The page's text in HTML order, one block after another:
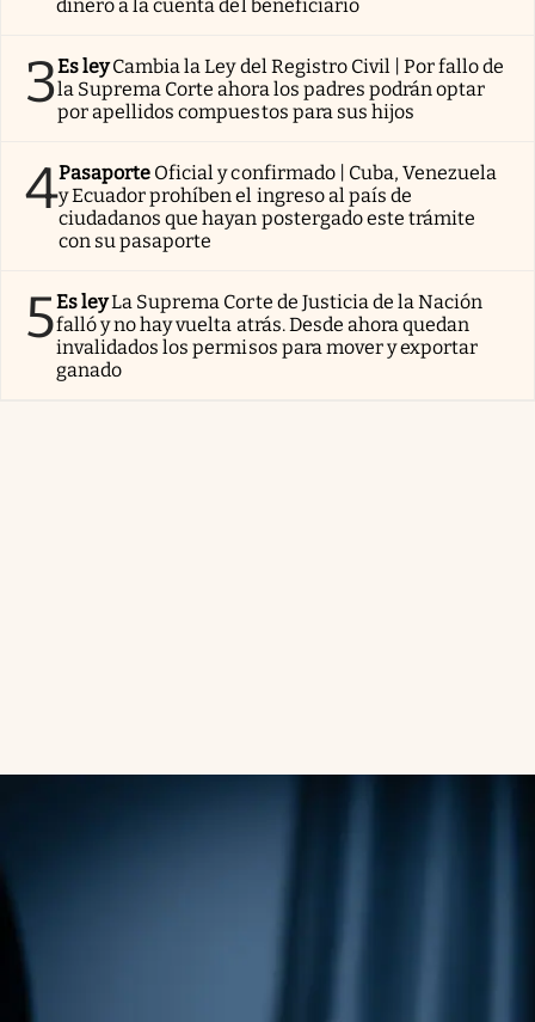
dinero a la cuenta del beneficiario
3Es ley Cambia la Ley del Registro Civil | Por fallo de
la Suprema Corte ahora los padres podrán optar
por apellidos compuestos para sus hijos
4Pasaporte Oficial y confirmado | Cuba, Venezuela
y Ecuador prohíben el ingreso al país de
ciudadanos que hayan postergado este trámite
con su pasaporte
5Es leyLa Suprema Corte de Justicia de la Nación
falló y no hay vuelta atrás. Desde ahora quedan
invalidados los permisos para mover y exportar
ganado